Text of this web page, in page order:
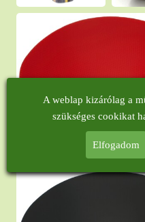
A weblap kizárólag a
szükséges cookikat
Elfogadom